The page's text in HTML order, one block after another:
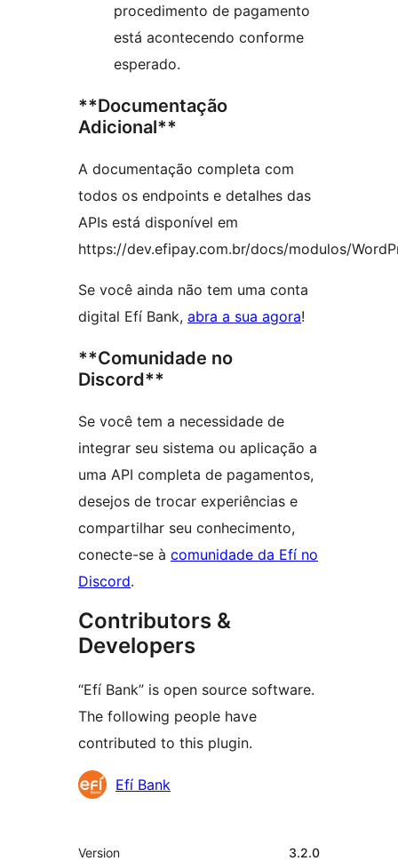
procedimento de pagamento
está acontecendo conforme
esperado.
**Documentação
Adicional**
A documentação completa com
todos os endpoints e detalhes das
APIs está disponível em
https://dev.efipay.com.br/docs/modulos/
Se você ainda não tem uma conta
digital Efí Bank, abra a sua agora!
**Comunidade no
Discord**
Se você tem a necessidade de
integrar seu sistema ou aplicação a
uma API completa de pagamentos,
desejos de trocar experiências e
compartilhar seu conhecimento,
conecte-se à comunidade da Efí no
Discord.
Contributors &
Developers
“Efí Bank” is open source software.
The following people have
contributed to this plugin.
Contributors
Efí Bank
Meta
Version 3.2.0